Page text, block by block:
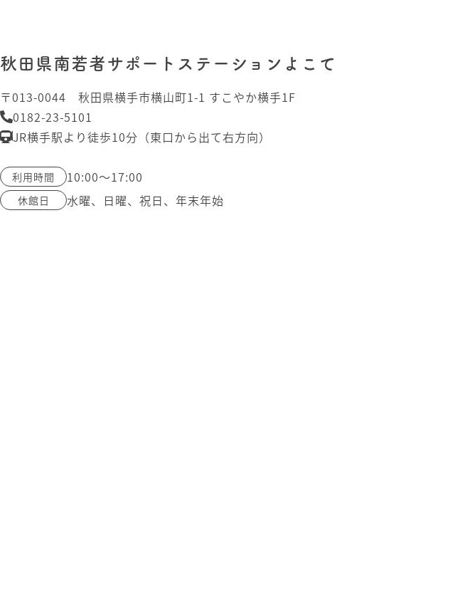
秋田県南若者サポートステーションよこて
〒013-0044 秋田県横手市横山町1-1 すこやか横手1F
0182-23-5101
JR横手駅より徒歩10分（東口から出て右方向）
利用時間 10:00～17:00
休館日 水曜、日曜、祝日、年末年始